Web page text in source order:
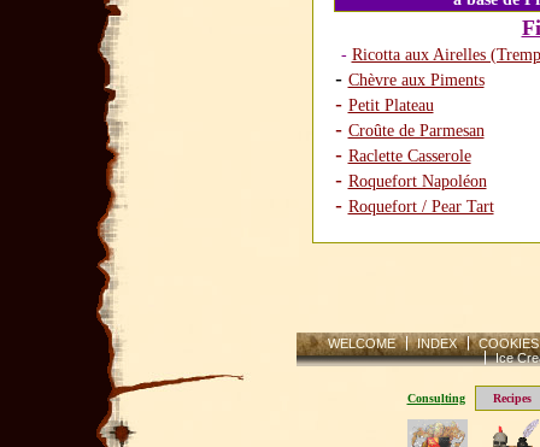
- Ricotta aux Airelles
- Chèvre aux Piments
- Petit Plateau
- Croûte de Parmesan
- Raclette Casserole
- Roquefort Napoléon
- Roquefort / Pear Tart
WELCOME INDEX
COOKIES
Ice
Consulting Recipes